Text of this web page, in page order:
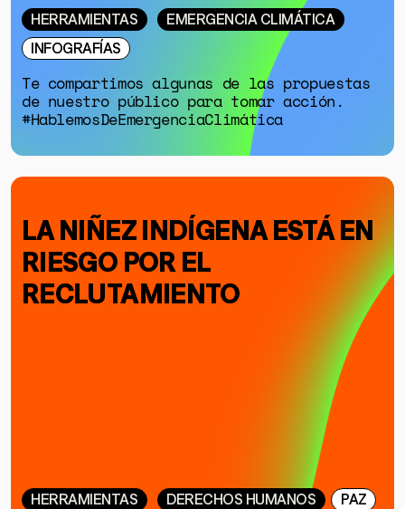
HERRAMIENTAS
EMERGENCIA CLIMÁTICA
INFOGRAFÍAS
Te compartimos algunas de las propuestas
de nuestro público para tomar acción.
#HablemosDeEmergenciaClimática
LA NIÑEZ INDÍGENA ESTÁ EN
RIESGO POR EL
RECLUTAMIENTO
HERRAMIENTAS DERECHOS HUMANOS PAZ